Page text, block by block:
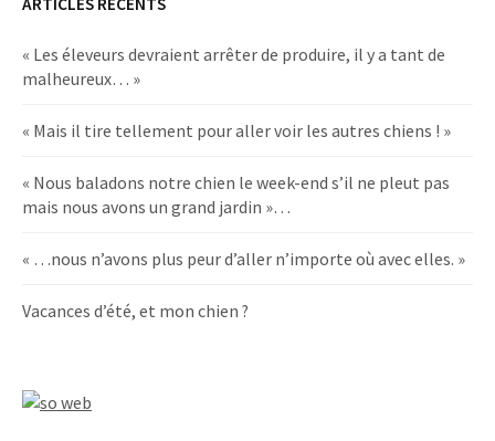
« Les éleveurs devraient arrêter de produire, il y a tant de
malheureux… »
« Mais il tire tellement pour aller voir les autres chiens ! »
« Nous baladons notre chien le week-end s’il ne pleut pas
mais nous avons un grand jardin »…
« …nous n’avons plus peur d’aller n’importe où avec elles. »
Vacances d’été, et mon chien ?